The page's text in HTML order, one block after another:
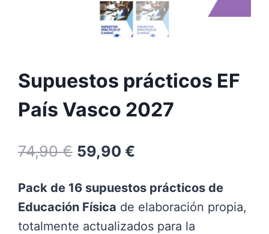
Supuestos prácticos EF
País Vasco 2027
74,90€ El
original
era:
59,90 €El
actual
es:
Pack de 16 supuestos prácticos de
Educación Física de elaboración propia,
totalmente actualizados para la